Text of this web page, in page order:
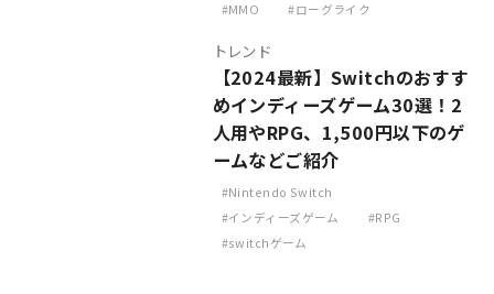
MMO
ローグライク
トレンド
【2024最新】Switchのおすす
めインディーズゲーム30選！2
人用やRPG、1,500円以下のゲ
ームなどご紹介
Nintendo Switch
インディーズゲーム
RPG
switchゲーム